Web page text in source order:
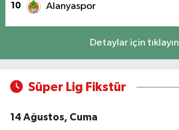
10 Alanyaspor
Detaylar için tıklayın
Süper Lig Fikstür
14 Ağustos, Cuma